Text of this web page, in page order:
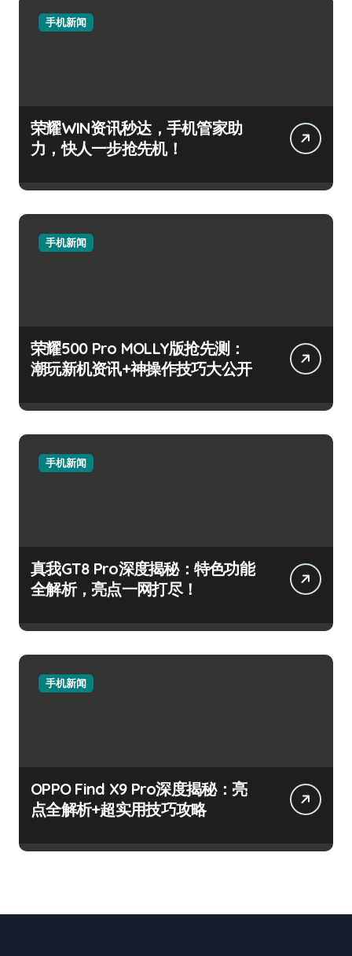
手机新闻
荣耀WIN资讯秒达，手机管家助
力，快人一步抢先机！
手机新闻
荣耀500 Pro MOLLY版抢先测：
潮玩新机资讯+神操作技巧大公开
手机新闻
真我GT8 Pro深度揭秘：特色功能
全解析，亮点一网打尽！
手机新闻
OPPO Find X9 Pro深度揭秘：亮
点全解析+超实用技巧攻略